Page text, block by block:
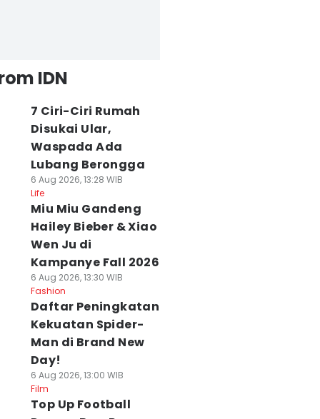
IDN
7 Ciri-Ciri Rumah
Disukai Ular,
Waspada Ada
Lubang Berongga
6 Aug 2026, 13:28 WIB
Life
Miu Miu Gandeng
Hailey Bieber & Xiao
Wen Ju di
Kampanye Fall 2026
6 Aug 2026, 13:30 WIB
Fashion
Daftar Peningkatan
Kekuatan Spider-
Man di Brand New
Day!
6 Aug 2026, 13:00 WIB
Film
Top Up Football